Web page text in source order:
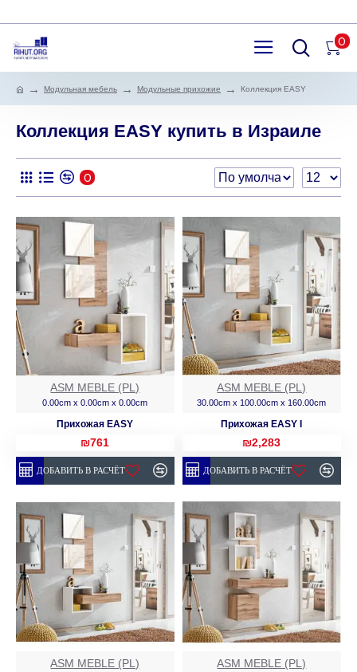
0
Модульная мебель Модульные прихожие Коллекция EASY
Коллекция EASY купить в Израиле
0
ASM MEBLE (PL)
0.00cm x 0.00cm x 0.00cm
Прихожая EASY
₪761
ДОБАВИТЬ В РАСЧЁТ
ASM MEBLE (PL)
30.00cm x 100.00cm x 160.00cm
Прихожая EASY I
₪2,283
ДОБАВИТЬ В РАСЧЁТ
ASM MEBLE (PL) ASM MEBLE (PL)